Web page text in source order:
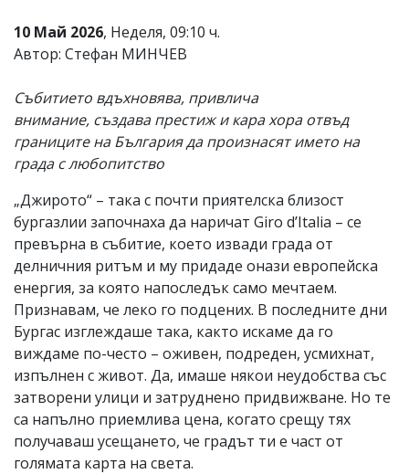
не
носи
отговорност
тях!
Ако
откриете
обиден
за
вас
моля
сигнализирайте
ни!
10 Май 2026, Неделя, 09:10 ч.
Автор: Стефан МИНЧЕВ
Събитието вдъхновява, привлича
внимание, създава престиж и кара хора отвъд
границите на България да произнасят името на
града с любопитство
„Джирото“ – така с почти приятелска близост
бургазлии започнаха да наричат Giro d’Italia – се
превърна в събитие, което извади града от
делничния ритъм и му придаде онази европейска
енергия, за която напоследък само мечтаем.
Признавам, че леко го подцених. В последните дни
Бургас изглеждаше така, както искаме да го
виждаме по-често – оживен, подреден, усмихнат,
изпълнен с живот. Да, имаше някои неудобства със
затворени улици и затруднено придвижване. Но те
са напълно приемлива цена, когато срещу тях
получаваш усещането, че градът ти е част от
голямата карта на света.